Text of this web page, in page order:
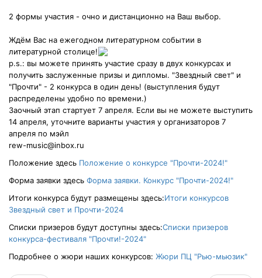
2 формы участия - очно и дистанционно на Ваш выбор.
Ждём Вас на ежегодном литературном событии в
литературной столице!
p.s.: вы можете принять участие сразу в двух конкурсах и
получить заслуженные призы и дипломы. "Звездный свет" и
"Прочти" - 2 конкурса в один день! (выступления будут
распределены удобно по времени.)
Заочный этап стартует 7 апреля. Если вы не можете выступить
14 апреля, уточните варианты участия у организаторов 7
апреля по мэйл
rew-music@inbox.ru
Положение здесь Положение о конкурсе "Прочти-2024!"
Форма заявки здесь Форма заявки. Конкурс "Прочти-2024!"
Итоги конкурса будут размещены здесь:Итоги конкурсов
Звездный свет и Прочти-2024
Списки призеров будут доступны здесь:Списки призеров
конкурса-фестиваля "Прочти!-2024"
Подробнее о жюри наших конкурсов: Жюри ПЦ "Рью-мьюзик"